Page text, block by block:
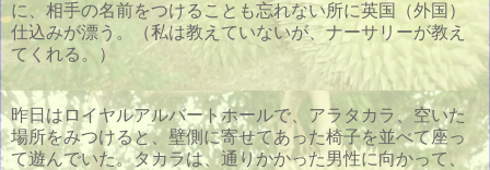
に、相手の名前をつけることも忘れない所に英国（外国）
仕込みが漂う。（私は教えていないが、ナーサリーが教え
てくれる。）
昨日はロイヤルアルバートホールで、アラタカラ、空いた
場所をみつけると、壁側に寄せてあった椅子を並べて座っ
て遊んでいた。タカラは、通りかかった男性に向かって、